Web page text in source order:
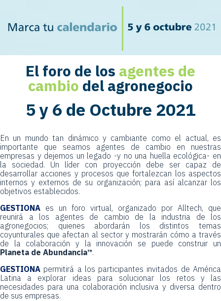
El foro de los agentes de
cambio del agronegocio
5 y 6 de Octubre 2021
En un mundo tan dinámico y cambiante como el actual, es
importante que seamos agentes de cambio en nuestras
empresas y dejemos un legado -y no una huella ecológica- en
la sociedad. Un líder con proyección debe ser capaz de
desarrollar acciones y procesos que fortalezcan los aspectos
internos y externos de su organización; para así alcanzar los
objetivos establecidos.
GESTIONA es un foro virtual, organizado por Alltech, que
reunirá a los agentes de cambio de la industria de los
agronegocios; quienes abordarán los distintos temas
coyunturales que afectan al sector y mostrarán cómo a través
de la colaboración y la innovación se puede construir un
Planeta de Abundancia™.
GESTIONA permitirá a los participantes invitados de América
Latina a explorar ideas para solucionar los retos y las
necesidades para una colaboración inclusiva y diversa dentro
de sus empresas.